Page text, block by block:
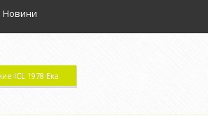
Новини
ICL 1978 Ека